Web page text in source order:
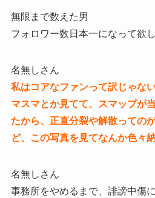
無限まで数えた男
フォロワー数日本一になって欲し
名無しさん
私はコアなファンって訳じゃな
マスマとか見てて、スマップが
たから、正直分裂や解散っての
ど、この写真を見てなんか色々
名無しさん
事務所をやめるまで、誹謗中傷